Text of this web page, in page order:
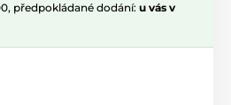
předpokládané dodání: u vás v